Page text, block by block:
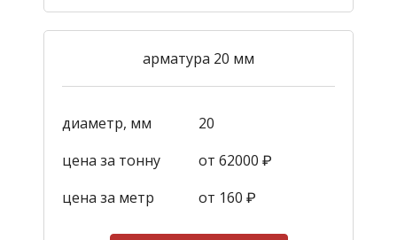
арматура 20 мм
диаметр, мм
20
цена за тонну
от 62000 ₽
цена за метр
от 160 ₽